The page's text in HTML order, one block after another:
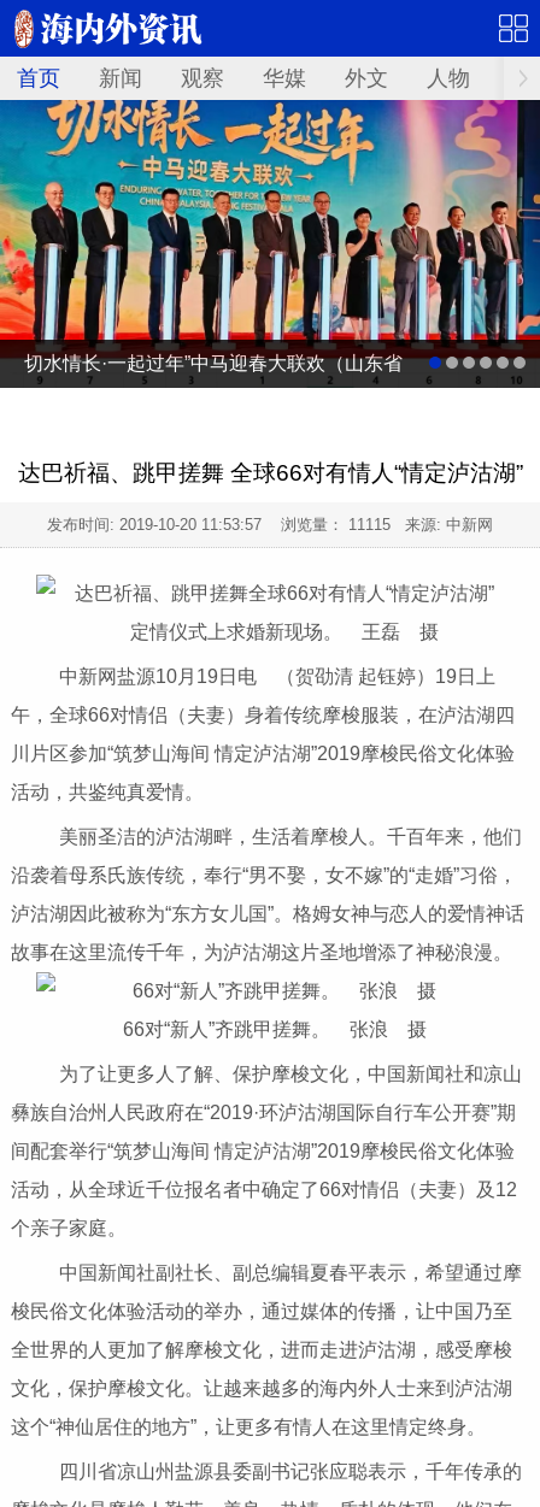
首页 新闻 观察 华媒 外文 人物 华
切水情长·一起过年”中马迎春大联欢（山东省
仪式
达巴祈福、跳甲搓舞 全球66对有情人“情定泸沽湖”
发布时间: 2019-10-20 11:53:57 浏览量： 11115 来源: 中新网
定情仪式上求婚新现场。 王磊 摄
中新网盐源10月19日电 （贺劭清 起钰婷）19日上
午，全球66对情侣（夫妻）身着传统摩梭服装，在泸沽湖四
川片区参加“筑梦山海间 情定泸沽湖”2019摩梭民俗文化体验
活动，共鉴纯真爱情。
美丽圣洁的泸沽湖畔，生活着摩梭人。千百年来，他们
沿袭着母系氏族传统，奉行“男不娶，女不嫁”的“走婚”习俗，
泸沽湖因此被称为“东方女儿国”。格姆女神与恋人的爱情神话
故事在这里流传千年，为泸沽湖这片圣地增添了神秘浪漫。
66对“新人”齐跳甲搓舞。 张浪 摄
为了让更多人了解、保护摩梭文化，中国新闻社和凉山
彝族自治州人民政府在“2019·环泸沽湖国际自行车公开赛”期
间配套举行“筑梦山海间 情定泸沽湖”2019摩梭民俗文化体验
活动，从全球近千位报名者中确定了66对情侣（夫妻）及12
个亲子家庭。
中国新闻社副社长、副总编辑夏春平表示，希望通过摩
梭民俗文化体验活动的举办，通过媒体的传播，让中国乃至
全世界的人更加了解摩梭文化，进而走进泸沽湖，感受摩梭
文化，保护摩梭文化。让越来越多的海内外人士来到泸沽湖
这个“神仙居住的地方”，让更多有情人在这里情定终身。
四川省凉山州盐源县委副书记张应聪表示，千年传承的